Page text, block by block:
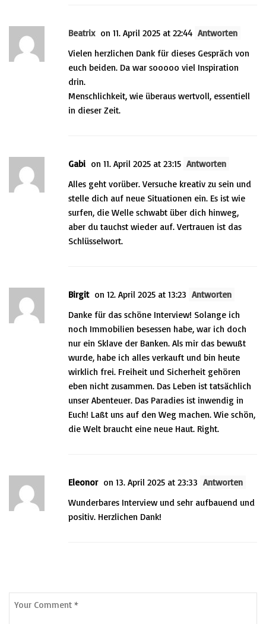
Beatrix on 11. April 2025 at 22:44 Antworten
Vielen herzlichen Dank für dieses Gespräch von
euch beiden. Da war sooooo viel Inspiration
drin.
Menschlichkeit, wie überaus wertvoll, essentiell
in dieser Zeit.
Gabi on 11. April 2025 at 23:15 Antworten
Alles geht vorüber. Versuche kreativ zu sein und
stelle dich auf neue Situationen ein. Es ist wie
surfen, die Welle schwabt über dich hinweg,
aber du tauchst wieder auf. Vertrauen ist das
Schlüsselwort.
Birgit on 12. April 2025 at 13:23 Antworten
Danke für das schöne Interview! Solange ich
noch Immobilien besessen habe, war ich doch
nur ein Sklave der Banken. Als mir das bewußt
wurde, habe ich alles verkauft und bin heute
wirklich frei. Freiheit und Sicherheit gehören
eben nicht zusammen. Das Leben ist tatsächlich
unser Abenteuer. Das Paradies ist inwendig in
Euch! Laßt uns auf den Weg machen. Wie schön,
die Welt braucht eine neue Haut. Right.
Eleonor on 13. April 2025 at 23:33 Antworten
Wunderbares Interview und sehr aufbauend und
positiv. Herzlichen Dank!